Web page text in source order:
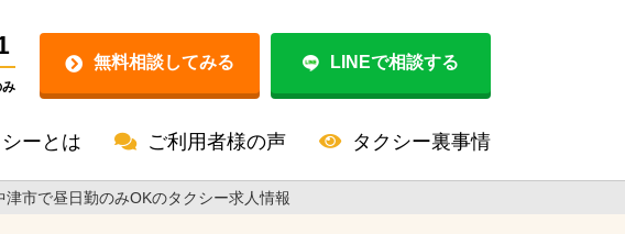
無料相談してみる LINEで相談する
ーとは ご利用者様の声 タクシー裏事情
津市で昼日勤のみOKのタクシー求人情報